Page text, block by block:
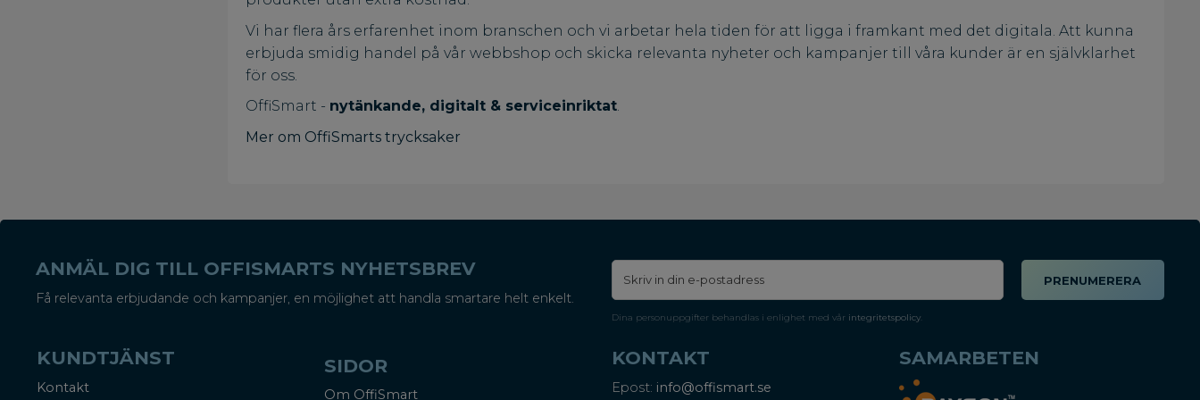
Vi har flera års erfarenhet inom branschen och vi arbetar hela tiden för att ligga i framkant med det digitala. Att kunna
erbjuda smidig handel på vår webbshop och skicka relevanta nyheter och kampanjer till våra kunder är en självklarhet
för oss.
OffiSmart - nytänkande, digitalt & serviceinriktat.
Mer om OffiSmarts trycksaker
ANMÄL DIG TILL OFFISMARTS NYHETSBREV
Få relevanta erbjudande och kampanjer, en möjlighet att handla smartare helt enkelt.
PRENUMERERA
Dina personuppgifter behandlas i enlighet med vår integritetspolicy.
KUNDTJÄNST
Kontakt
SIDOR
Om OffiSmart
KONTAKT
Epost: info@offismart.se
SAMARBETEN